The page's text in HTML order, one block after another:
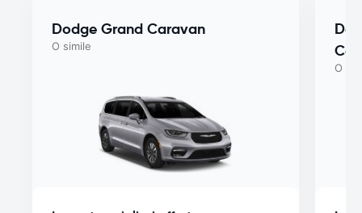
Dodge Grand Caravan
O simile
O